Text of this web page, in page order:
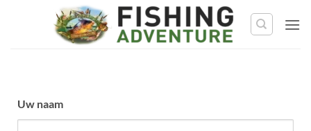
Uw naam